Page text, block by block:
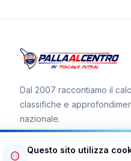
Dal 2007 raccontiamo il
classifiche e
nazionale.
Questo sito utilizza